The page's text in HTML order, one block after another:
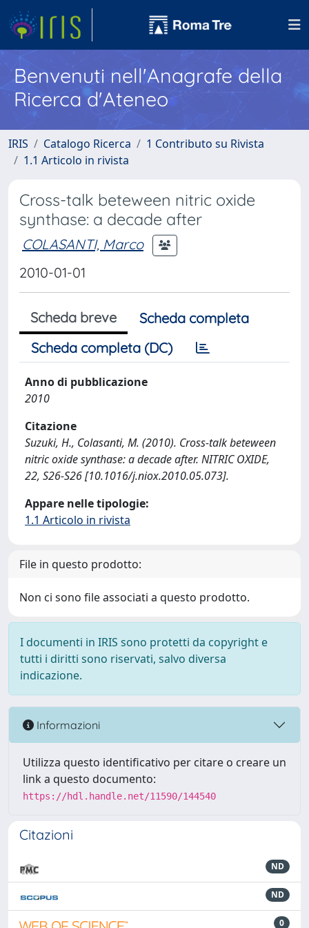
Benvenuti nell'Anagrafe della
Ricerca d'Ateneo
IRIS Catalogo Ricerca
1 Contributo su Rivista
1.1 Articolo in rivista
Cross-talk beteween nitric oxide
synthase: a decade after
COLASANTI, Marco
2010-01-01
Scheda breve
Scheda completa
Scheda completa (DC)
Anno di pubblicazione
2010
Citazione
Suzuki, H., Colasanti, M. (2010). Cross-talk beteween
nitric oxide synthase: a decade after. NITRIC OXIDE,
22, S26-S26 [10.1016/j.niox.2010.05.073].
Appare nelle tipologie:
1.1 Articolo in rivista
File in questo prodotto:
Non ci sono file associati a questo prodotto.
I documenti in IRIS sono protetti da copyright e
tutti i diritti sono riservati, salvo diversa
indicazione.
Informazioni
Utilizza questo identificativo per citare o creare un
link a questo documento:
https://hdl.handle.net/11590/144540
Citazioni
ND
ND
0